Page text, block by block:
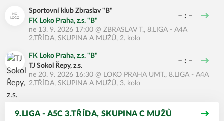
Sportovní klub Zbraslav "B"
FK Loko Praha, z.s. "B"
– : –
ne 13. 9. 2026 17:00 @ ZBRASLAV T., 8.LIGA - A4A
2.TŘÍDA, SKUPINA A MUŽŮ, 2. kolo
FK Loko Praha, z.s. "B"
TJ Sokol Řepy, z.s.
– : –
ne 20. 9. 2026 16:30 @ LOKO PRAHA UMT., 8.LIGA - A4A
2.TŘÍDA, SKUPINA A MUŽŮ, 3. kolo
9.LIGA - A5C 3.TŘÍDA, SKUPINA C MUŽŮ